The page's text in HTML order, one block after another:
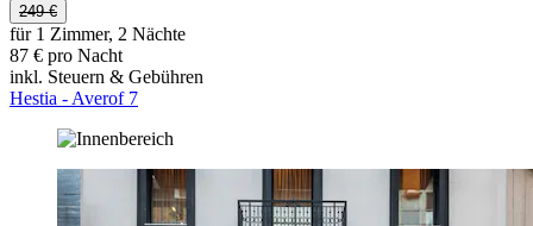
249 €
für 1 Zimmer, 2 Nächte
87 € pro Nacht
inkl. Steuern & Gebühren
Hestia - Averof 7